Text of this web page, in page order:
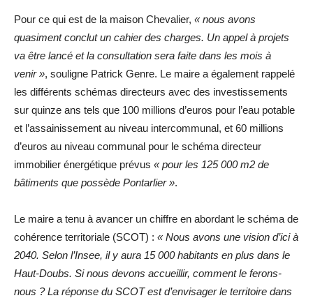
Pour ce qui est de la maison Chevalier, « nous avons
quasiment conclut un cahier des charges. Un appel à projets
va être lancé et la consultation sera faite dans les mois à
venir », souligne Patrick Genre. Le maire a également rappelé
les différents schémas directeurs avec des investissements
sur quinze ans tels que 100 millions d’euros pour l’eau potable
et l’assainissement au niveau intercommunal, et 60 millions
d’euros au niveau communal pour le schéma directeur
immobilier énergétique prévus « pour les 125 000 m2 de
bâtiments que possède Pontarlier ».
Le maire a tenu à avancer un chiffre en abordant le schéma de
cohérence territoriale (SCOT) : « Nous avons une vision d’ici à
2040. Selon l’Insee, il y aura 15 000 habitants en plus dans le
Haut-Doubs. Si nous devons accueillir, comment le ferons-
nous ? La réponse du SCOT est d’envisager le territoire dans